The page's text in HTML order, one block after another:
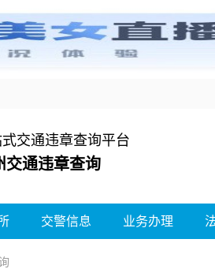
交通违章查询平台
交通违章查询
交警信息 业务办理